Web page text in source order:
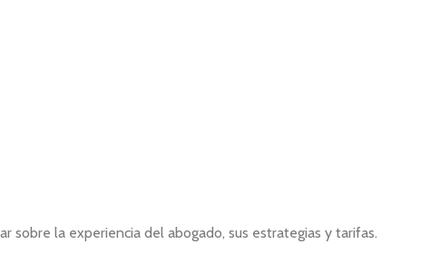
sobre la experiencia del abogado, sus estrategias y tarifas.